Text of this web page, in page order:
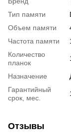
Тип памяти
Объем памяти
Частота памяти
Количество
планок
Назначение
Гарантийный
срок, мес.
Отзывы